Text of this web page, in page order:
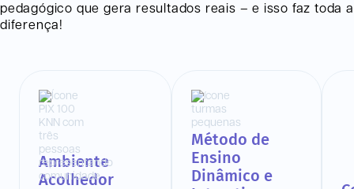
pedagógico que gera resultados reais – e isso faz toda a
diferença!
Ambiente
Acolhedor
Método de
Ensino
Dinâmico e